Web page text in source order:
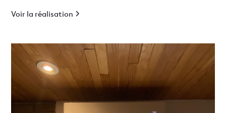
Voir la réalisation